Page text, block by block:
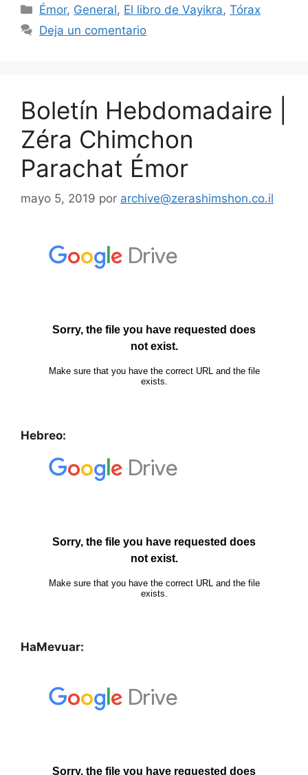
Émor, General, El libro de Vayikra,Tórax
Deja un comentario
Boletín Hebdomadaire |
Zéra Chimchon
Parachat Émor
mayo 5, 2019 por archive@zerashimshon.co.il
Hebreo:
HaMevuar: